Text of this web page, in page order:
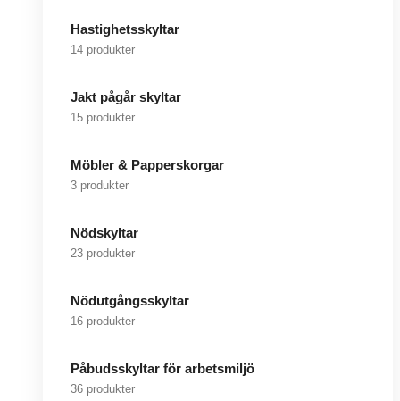
Hastighetsskyltar
14 produkter
Jakt pågår skyltar
15 produkter
Möbler & Papperskorgar
3 produkter
Nödskyltar
23 produkter
Nödutgångsskyltar
16 produkter
Påbudsskyltar för arbetsmiljö
36 produkter